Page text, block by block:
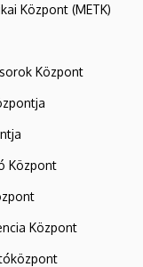
Központ (METK)
Központ
Központ
Központ